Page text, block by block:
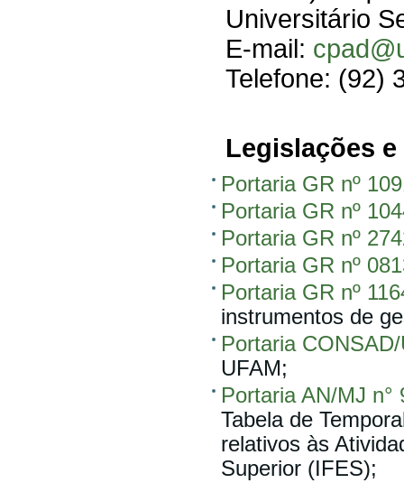
Universitário
E-mail:
Telefone: (92)
Legislações
Portaria GR nº
Portaria GR nº
Portaria GR nº
Portaria GR nº
Portaria GR nº
instrumentos de
Portaria
UFAM;
Portaria AN/MJ n°
Tabela de
relativos às
Superior (IFES);